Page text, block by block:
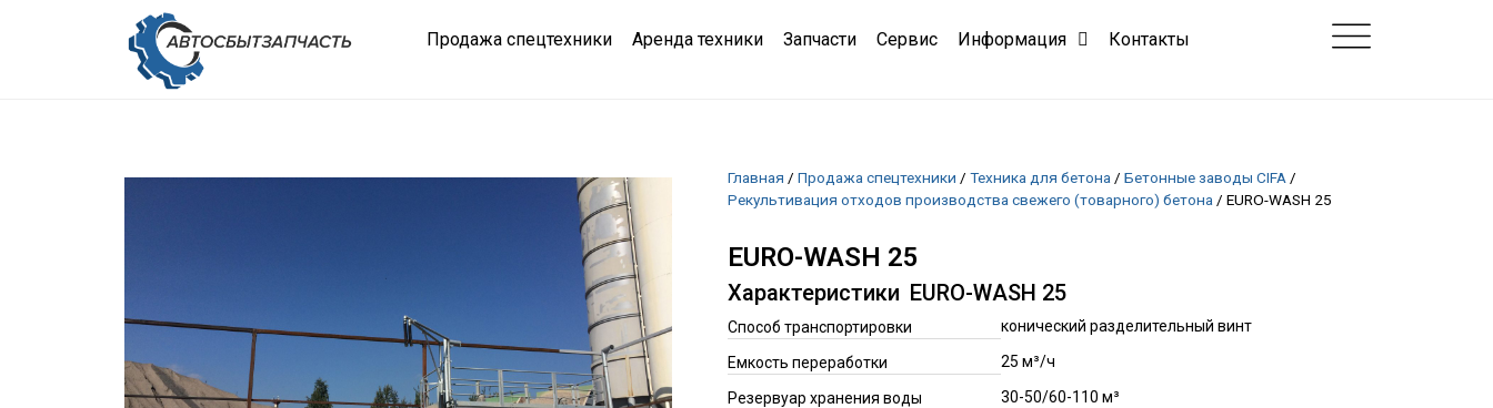
Продажа спецтехники Аренда техники Запчасти Сервис Информация Контакты
Главная / Продажа спецтехники / Техника для бетона / Бетонные заводы CIFA /
Рекультивация отходов производства свежего (товарного) бетона / EURO-WASH 25
EURO-WASH 25
Характеристики EURO-WASH 25
Способ транспортировки конический разделительный винт
Емкость переработки 25 м³/ч
Резервуар хранения воды 30-50/60-110 м³